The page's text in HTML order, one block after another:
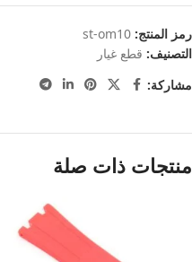
رمز المنتج: st-om10
التصنيف: قطع غيار
مشاركة:
منتجات ذات صلة